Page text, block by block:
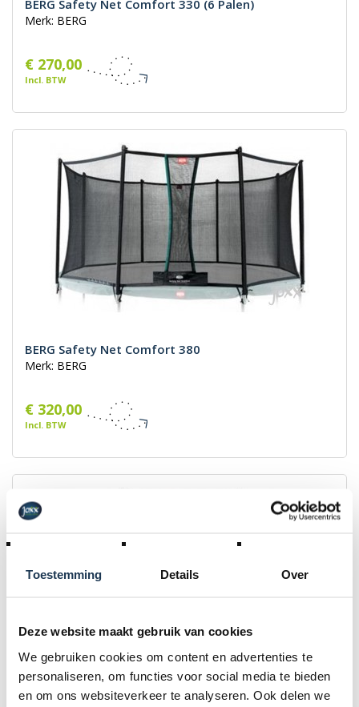
Toestemming Details Over
Deze website maakt gebruik van cookies
We gebruiken cookies om content en advertenties te
personaliseren, om functies voor social media te bieden
en om ons websiteverkeer te analyseren. Ook delen we
BERG Safety Net Comfort 330 (6 Palen)
Merk: BERG
€ 270,00
Incl. BTW
BERG Safety Net Comfort 380
Merk: BERG
€ 320,00
Incl. BTW
BERG Safety Net Comfort 430